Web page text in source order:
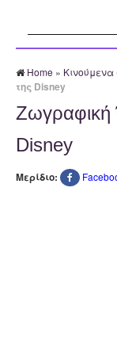
Home » Κινούμενα
της Disney
Ζωγραφική
Disney
Μερίδιο: